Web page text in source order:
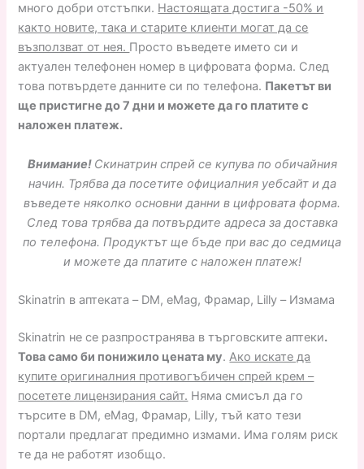
много добри отстъпки. Настоящата достига -50% и
както новите, така и старите клиенти могат да се
възползват от нея. Просто въведете името си и
актуален телефонен номер в цифровата форма. След
това потвърдете данните си по телефона. Пакетът ви
ще пристигне до 7 дни и можете да го платите с
наложен платеж.
Внимание! Скинатрин спрей се купува по обичайния
начин. Трябва да посетите официалния уебсайт и да
въведете няколко основни данни в цифровата форма.
След това трябва да потвърдите адреса за доставка
по телефона. Продуктът ще бъде при вас до седмица
и можете да платите с наложен платеж!
Skinatrin в аптеката – DM, eMag, Фрамар, Lilly – Измама
Skinatrin не се разпространява в търговските аптеки.
Това само би понижило цената му.Ако искате да
купите оригиналния противогъбичен спрей крем –
посетете лицензирания сайт. Няма смисъл да го
търсите в DM, eMag, Фрамар, Lilly, тъй като тези
портали предлагат предимно измами. Има голям риск
те да не работят изобщо.